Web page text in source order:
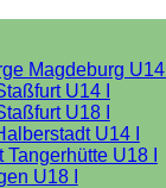
Magdeburg U14 I
U14 I
U18 I
U14 I
U18 I
U18 I